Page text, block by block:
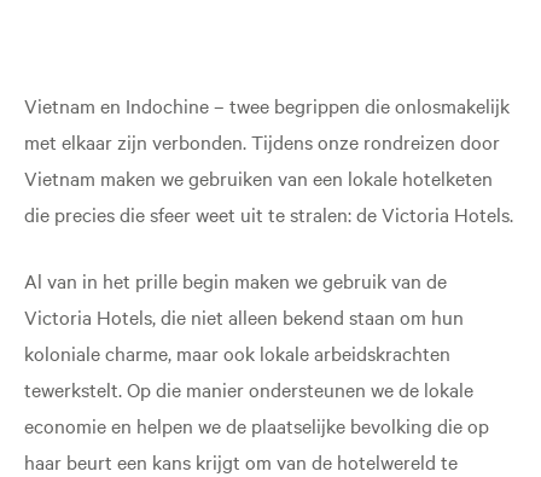
Vietnam en Indochine – twee begrippen die onlosmakelijk
met elkaar zijn verbonden. Tijdens onze rondreizen door
Vietnam maken we gebruiken van een lokale hotelketen
die precies die sfeer weet uit te stralen: de Victoria Hotels.
Al van in het prille begin maken we gebruik van de
Victoria Hotels, die niet alleen bekend staan om hun
koloniale charme, maar ook lokale arbeidskrachten
tewerkstelt. Op die manier ondersteunen we de lokale
economie en helpen we de plaatselijke bevolking die op
haar beurt een kans krijgt om van de hotelwereld te